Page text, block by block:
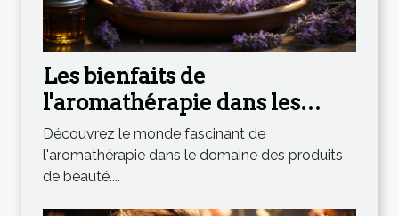
Les bienfaits de
l'aromathérapie dans les
produits de beauté
Découvrez le monde fascinant de
l'aromathérapie dans le domaine des produits
de beauté....